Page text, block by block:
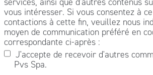
vous intéresser. Si vous consentez à
contactions à cette fin, veuillez nous
moyen de communication préféré en
correspondante ci-après :
J'accepte de recevoir d'autres
Pvs Spa.